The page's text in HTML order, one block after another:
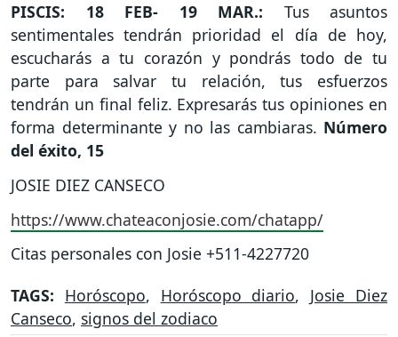
PISCIS: 18 FEB- 19 MAR.: Tus asuntos
sentimentales tendrán prioridad el día de hoy,
escucharás a tu corazón y pondrás todo de tu
parte para salvar tu relación, tus esfuerzos
tendrán un final feliz. Expresarás tus opiniones en
forma determinante y no las cambiaras. Número
del éxito, 15
JOSIE DIEZ CANSECO
https://www.chateaconjosie.com/chatapp/
Citas personales con Josie +511-4227720
TAGS: Horóscopo, Horóscopo diario, Josie Diez
Canseco, signos del zodiaco